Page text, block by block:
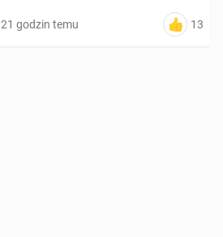
21 godzin temu 13